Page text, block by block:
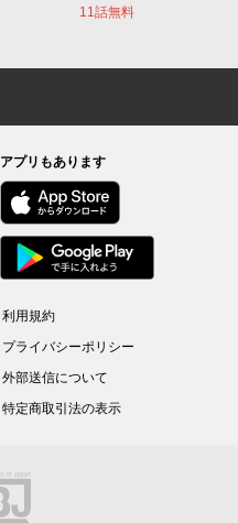
11話無料
アプリもあります
利用規約
プライバシーポリシー
外部送信について
特定商取引法の表示